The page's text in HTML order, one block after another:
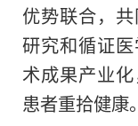
优势联合，
研究和循证
术成果产业
患者重拾健康。